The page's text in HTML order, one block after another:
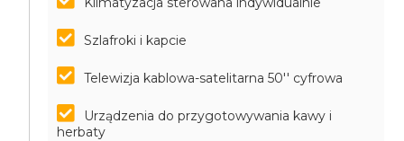
Szlafroki i kapcie
Telewizja kablowa-satelitarna 50'' cyfrowa
Urządzenia do przygotowywania kawy i
herbaty